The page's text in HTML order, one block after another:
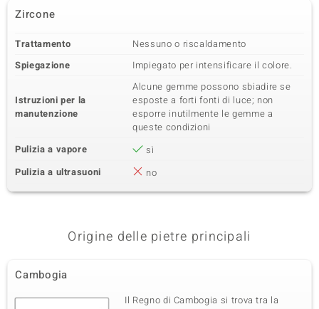
Zircone
Trattamento
Nessuno o riscaldamento
Spiegazione
Impiegato per intensificare il colore.
Istruzioni per la
manutenzione
Alcune gemme possono sbiadire se
esposte a forti fonti di luce; non
esporre inutilmente le gemme a
queste condizioni
Pulizia a vapore
sì
Pulizia a ultrasuoni
no
Origine delle pietre principali
Cambogia
Il Regno di Cambogia si trova tra la